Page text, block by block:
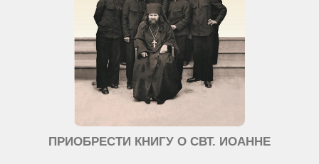
ПРИОБРЕСТИ КНИГУ О СВТ. ИОАННЕ